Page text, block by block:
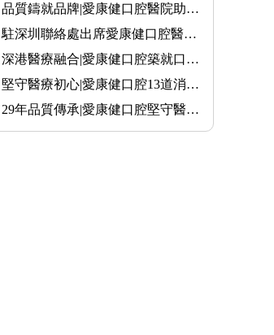
品質鑄就品牌|愛康健口腔醫院助力深港融合,打造跨境醫療新裏程
駐深圳聯絡處出席愛康健口腔醫院「長者醫療券大灣區試點計劃」啟···
深港醫療融合|愛康健口腔築就口腔健康橋梁
堅守醫療初心|愛康健口腔13道消毒工序 築起醫療質量「防護網」
29年品質傳承|愛康健口腔堅守醫療本質,打造深港口腔實力派